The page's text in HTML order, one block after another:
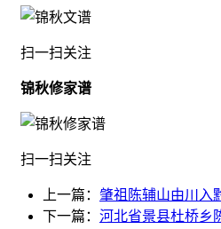
扫一扫关注
锦秋修家谱
扫一扫关注
上一篇： 肇祖陈辅山由川入
下一篇： 河北省景县杜桥乡